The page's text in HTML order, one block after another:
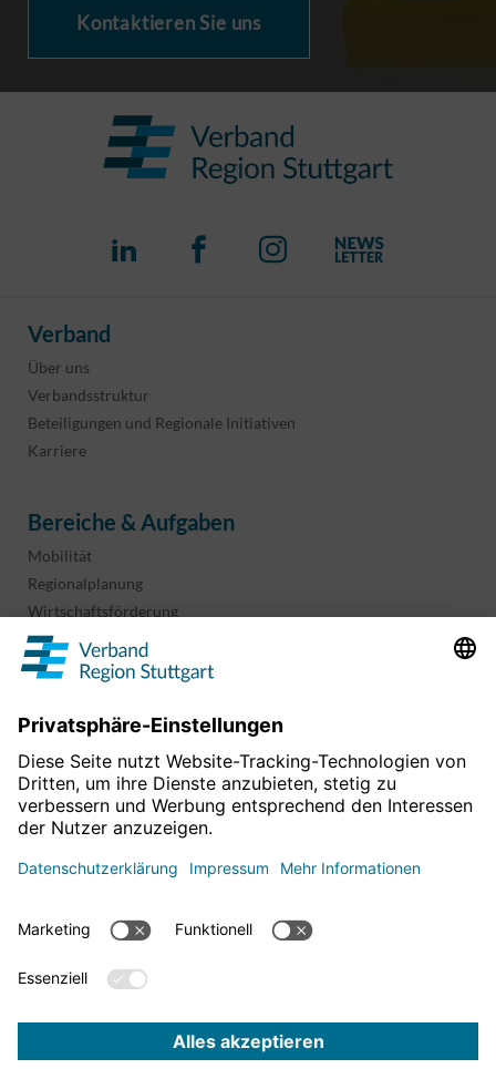
Für mehr News
hier entlang!
Kontaktieren Sie uns
Verband
Über uns
Verbandsstruktur
Beteiligungen und Regionale Initiativen
Karriere
Bereiche & Aufgaben
Mobilität
Regionalplanung
Wirtschaftsförderung
Sport und Kultur
Projekte & Programme
Informationen & Downloads
Geoinformation
Datenschutz
Barrierefreiheitserklärung